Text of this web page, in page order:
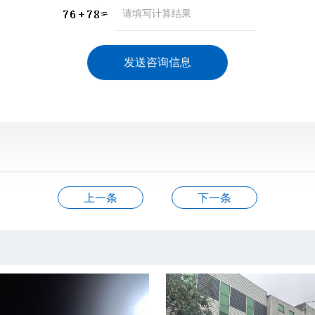
上一条 下一条